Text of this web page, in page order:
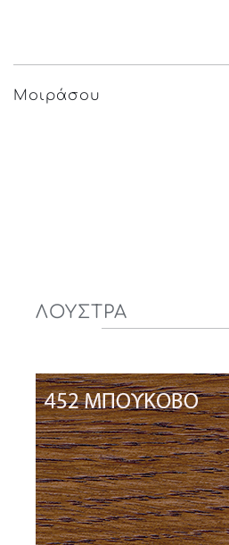
Μοιράσου
ΛΟΥΣΤΡΑ